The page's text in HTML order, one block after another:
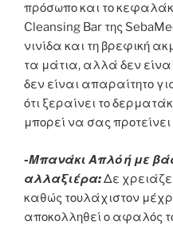
πρόσωπο και το
Cleansing Bar της
νινίδα και τη βρεφική
τα μάτια, αλλά δεν
δεν είναι απαραίτητο
ότι ξεραίνει το
μπορεί να σας
-Μπανάκι Απλό ή με
αλλαξιέρα:Δε
καθώς τουλάχιστον
αποκολληθεί ο αφαλός